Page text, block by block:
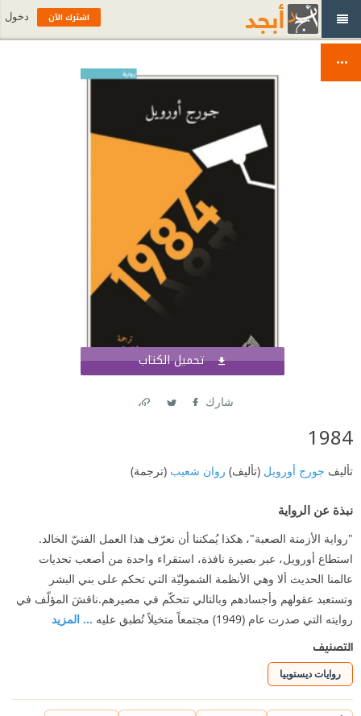
تحميل الكتاب
شارك
1984
تأليف جورج أورويل (تأليف) روان شعيب (ترجمة)
نبذة عن الرواية
"رواية الأزمنة الصعبة"، هكذا يُمكننا أن نعرّف هذا العمل الفنيّ الخالد.
استطاع أورويل، عبر بصيرة نافذة، استقراء واحدة من أصعب تحديات
عالمنا الحديث ألا وهي الأنظمة الشموليّة التي تحكم على بني البشر
وتستعبد عقولهم وأجسادهم وبالتالي تتحكّم في مصيرهم.ناقشَ المؤلّف في
روايته التي صدرت عام (1949) مجتمعاً متخيلاً تُطبق عليه
... المزيد
التصنيف
روايات ديستوبيا
اشترك الآن دخول